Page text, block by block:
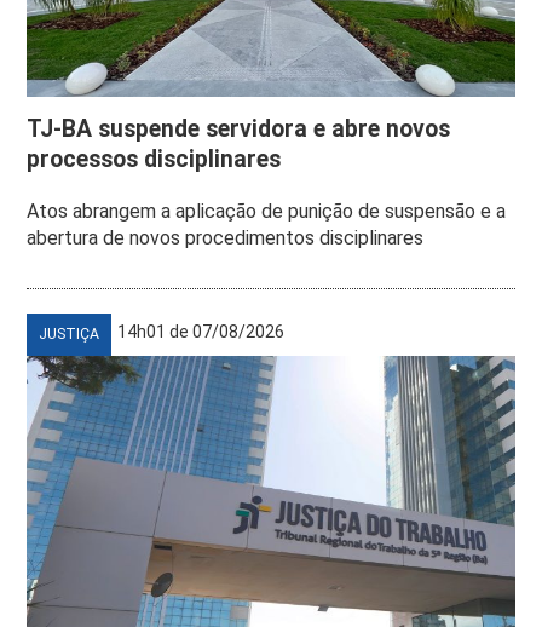
TJ-BA suspende servidora e abre novos
processos disciplinares
Atos abrangem a aplicação de punição de suspensão e a
abertura de novos procedimentos disciplinares
JUSTIÇA 14h01 de 07/08/2026